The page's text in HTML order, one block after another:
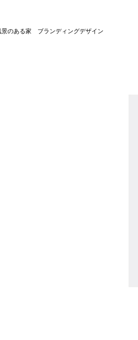
のある家 ブランディングデザイン